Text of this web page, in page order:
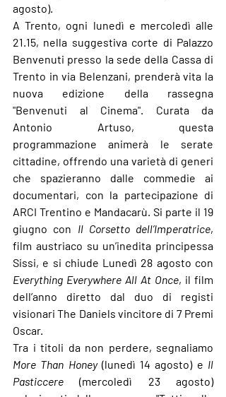
agosto).
A Trento, ogni lunedì e mercoledì alle
21.15, nella suggestiva corte di Palazzo
Benvenuti presso la sede della Cassa di
Trento in via Belenzani, prenderà vita la
nuova edizione della rassegna
"Benvenuti al Cinema
Antonio Artuso, questa
programmazione animerà le serate
cittadine, offrendo una varietà di generi
che spazieranno dalle commedie ai
ARCI Trentino e Mandacarù Si parte il 19
giugno con Il Corsetto dell’Imperatrice,
film austriaco su un’inedita principessa
Everything Everywhere All At Once, il film
dell’anno diretto dal duo di registi
visionari The Daniels vincitore di 7 Premi
Oscar.
More Than Honey (lunedì 14 agosto) e Il
Pasticcere (mercoledì 23 agosto)